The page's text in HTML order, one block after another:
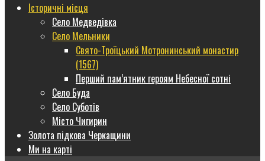
Історичні місця
Село Медведівка
Село Мельники
Свято-Троїцький Мотронинський монастир
(1567)
Перший пам’ятник героям Небесної сотні
Село Буда
Село Суботів
Місто Чигирин
Золота підкова Черкащини
Ми на карті